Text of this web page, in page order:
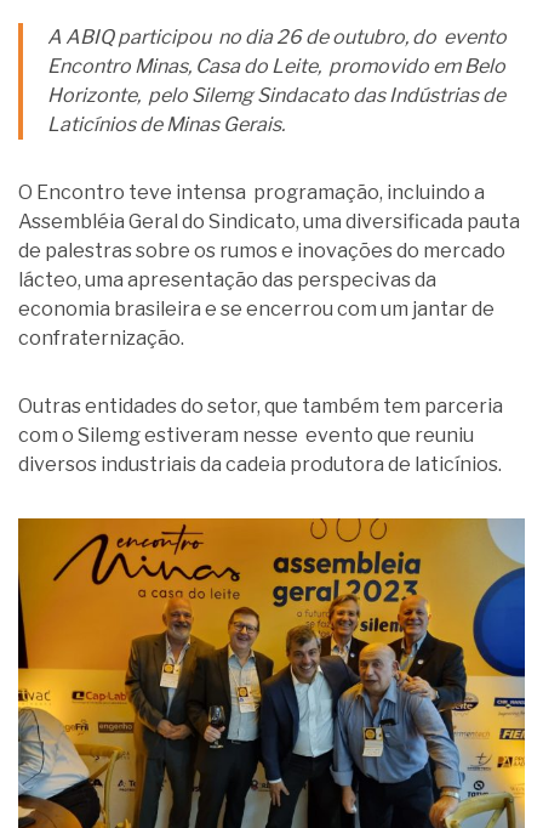
A ABIQ participou no dia 26 de outubro, do evento
Encontro Minas, Casa do Leite, promovido em Belo
Horizonte, pelo Silemg Sindacato das Indústrias de
Laticínios de Minas Gerais.
O Encontro teve intensa programação, incluindo a
Assembléia Geral do Sindicato, uma diversificada pauta
de palestras sobre os rumos e inovações do mercado
lácteo, uma apresentação das perspecivas da
economia brasileira e se encerrou com um jantar de
confraternização.
Outras entidades do setor, que também tem parceria
com o Silemg estiveram nesse evento que reuniu
diversos industriais da cadeia produtora de laticínios.